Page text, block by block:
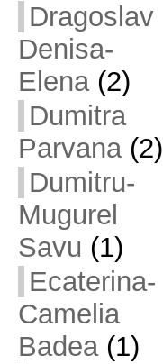
Dragoslav
Denisa-
Elena(2)
Dumitra
Parvana(2)
Dumitru-
Mugurel
Savu (1)
Ecaterina-
Camelia
Badea(1)